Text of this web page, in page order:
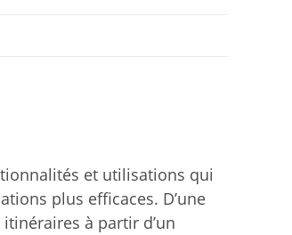
et utilisations qui
plus efficaces. D’une
à partir d’un